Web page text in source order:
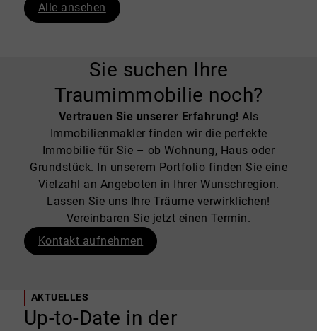
Alle ansehen
Sie suchen Ihre
Traumimmobilie noch?
Vertrauen Sie unserer Erfahrung! Als
Immobilienmakler finden wir die perfekte
Immobilie für Sie – ob Wohnung, Haus oder
Grundstück. In unserem Portfolio finden Sie eine
Vielzahl an Angeboten in Ihrer Wunschregion.
Lassen Sie uns Ihre Träume verwirklichen!
Vereinbaren Sie jetzt einen Termin.
Kontakt aufnehmen
AKTUELLES
Up-to-Date in der